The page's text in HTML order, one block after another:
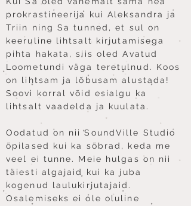
prokrastineerija kui Aleksandra ja
Triin ning Sa tunned, et sul on
keeruline lihtsalt kirjutamisega
pihta hakata, siis oled Avatud
Loometundi väga teretulnud. Koos
on lihtsam ja lõbusam alustada!
Soovi korral võid esialgu ka
lihtsalt vaadelda ja kuulata.
Oodatud on nii SoundVille Studio
õpilased kui ka sõbrad, keda me
veel ei tunne. Meie hulgas on nii
täiesti algajaid kui ka juba
kogenud laulukirjutajaid.
Osalemiseks ei ole oluline